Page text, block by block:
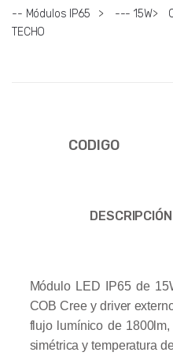
-- Módulos IP65 > --- 15W>
TECHO
CODIGO
Módulo LED IP65 de
COB Cree y driver
flujo lumínico de
simétrica y temperatura